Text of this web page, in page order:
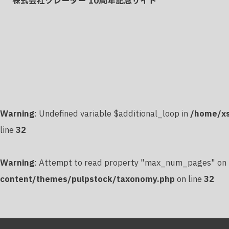
Warning: Undefined variable $additional_loop in /home/
line 32
Warning: Attempt to read property "max_num_pages"
content/themes/pulpstock/taxonomy.php on line 32